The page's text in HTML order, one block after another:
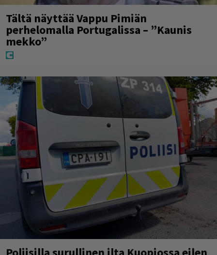
Tältä näyttää Vappu Pimiän
perhelomalla Portugalissa – ”Kaunis
mekko”